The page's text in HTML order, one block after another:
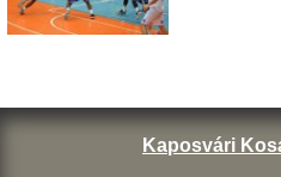
Kaposvári